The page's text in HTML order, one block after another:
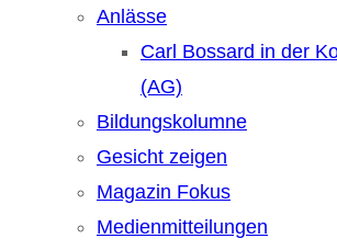
Anlässe
Carl Bossard in der
(AG)
Bildungskolumne
Gesicht zeigen
Magazin Fokus
Medienmitteilungen